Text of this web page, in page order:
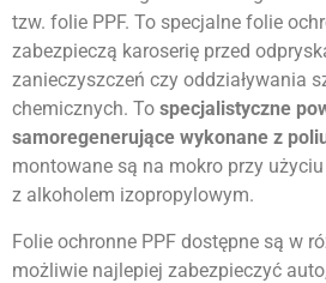
tzw. folie PPF. To specjalne folie
zabezpieczą karoserię przed
zanieczyszczeń czy oddziaływania
chemicznych. To specjalistyczne
samoregenerujące wykonane z
montowane są na mokro przy
z alkoholem izopropylowym.
Folie ochronne PPF dostępne są w
możliwie najlepiej zabezpieczyć